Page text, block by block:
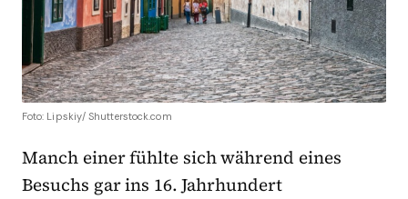
Foto: Lipskiy/ Shutterstock.com
Manch einer fühlte sich während eines
Besuchs gar ins 16. Jahrhundert